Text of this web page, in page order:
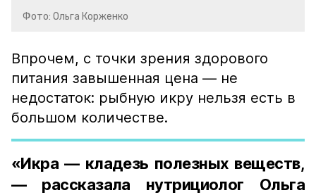
Фото: Ольга Корженко
Впрочем, с точки зрения здорового
питания завышенная цена — не
недостаток: рыбную икру нельзя есть в
большом количестве.
«Икра — кладезь полезных веществ,
— рассказала нутрициолог Ольга